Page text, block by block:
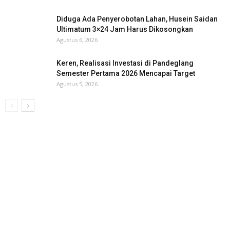
Diduga Ada Penyerobotan Lahan, Husein Saidan
Ultimatum 3×24 Jam Harus Dikosongkan
Agustus 6, 2026
Keren, Realisasi Investasi di Pandeglang
Semester Pertama 2026 Mencapai Target
Agustus 5, 2026